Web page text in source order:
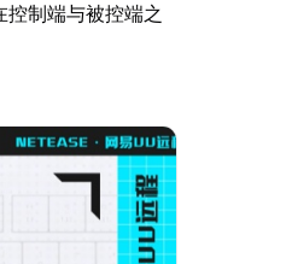
控制端与被控端之